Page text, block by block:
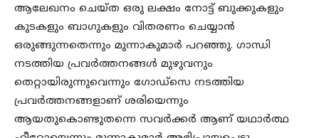
ആലേഖനം ചെയ്ത ഒരു ലക്ഷം നോട്ട് ബുക്കുകളും
കുടകളും ബാഗുകളും വിതരണം ചെയ്യാൻ
ഒരുങ്ങുന്നതെന്നും മുന്നാകുമാർ പറഞ്ഞു. ഗാന്ധി
നടത്തിയ പ്രവർത്തനങ്ങൾ മുഴുവനും
തെറ്റായിരുന്നുവെന്നും ഗോഡ്സെ നടത്തിയ
പ്രവർത്തനങ്ങളാണ് ശരിയെന്നും
ആയതുകൊണ്ടുതന്നെ സവർക്കർ ആണ് യഥാർത്ഥ